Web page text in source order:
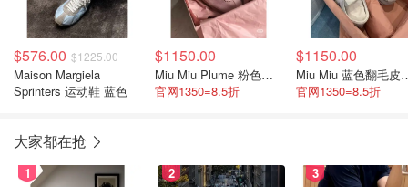
$576.00 $1225.00
Maison Margiela
Sprinters 运动鞋 蓝色
$1150.00
Miu Miu Plume 粉色麂皮运动鞋
官网1350=8.5折
$1150.00
Miu Miu
官网1350=8.5折
大家都在抢
1 2 3